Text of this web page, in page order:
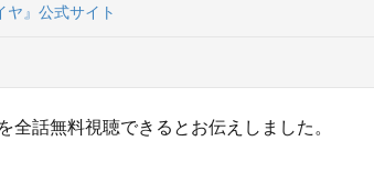
ヤ』公式サイト
話無料視聴できるとお伝えしました。